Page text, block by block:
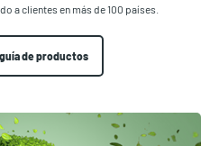
a clientes en más de 100 países.
de productos